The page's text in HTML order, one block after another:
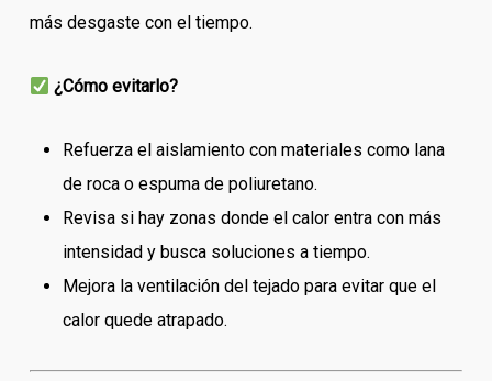
más desgaste con el tiempo.
¿Cómo evitarlo?
Refuerza el aislamiento con materiales como lana
de roca o espuma de poliuretano.
Revisa si hay zonas donde el calor entra con más
intensidad y busca soluciones a tiempo.
Mejora la ventilación del tejado para evitar que el
calor quede atrapado.